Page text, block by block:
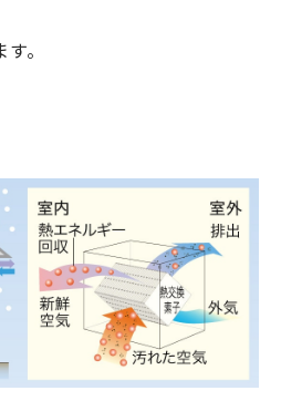
。